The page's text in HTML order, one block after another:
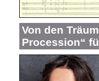
Von den
Procession“